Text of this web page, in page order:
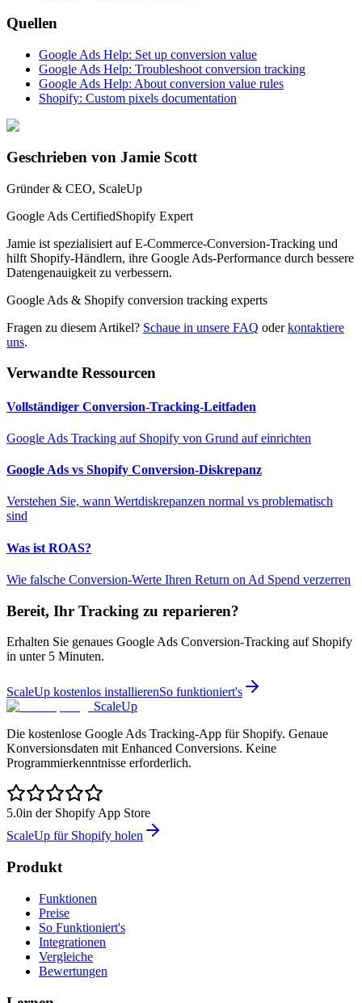
Quellen
Google Ads Help: Set up conversion value
Google Ads Help: Troubleshoot conversion tracking
Google Ads Help: About conversion value rules
Shopify: Custom pixels documentation
Geschrieben von Jamie Scott
Gründer & CEO, ScaleUp
Google Ads CertifiedShopify Expert
Jamie ist spezialisiert auf E-Commerce-Conversion-Tracking und
hilft Shopify-Händlern, ihre Google Ads-Performance durch bessere
Datengenauigkeit zu verbessern.
Google Ads & Shopify conversion tracking experts
Fragen zu diesem Artikel? Schaue in unsere FAQ oder kontaktiere
uns.
Verwandte Ressourcen
Vollständiger Conversion-Tracking-Leitfaden
Google Ads Tracking auf Shopify von Grund auf einrichten
Google Ads vs Shopify Conversion-Diskrepanz
Verstehen Sie, wann Wertdiskrepanzen normal vs problematisch
sind
Was ist ROAS?
Wie falsche Conversion-Werte Ihren Return on Ad Spend verzerren
Bereit, Ihr Tracking zu reparieren?
Erhalten Sie genaues Google Ads Conversion-Tracking auf Shopify
in unter 5 Minuten.
ScaleUp kostenlos installierenSo funktioniert's
ScaleUp
Die kostenlose Google Ads Tracking-App für Shopify. Genaue
Konversionsdaten mit Enhanced Conversions. Keine
Programmierkenntnisse erforderlich.
5.0in der Shopify App Store
ScaleUp für Shopify holen
Produkt
Funktionen
Preise
So Funktioniert's
Integrationen
Vergleiche
Bewertungen